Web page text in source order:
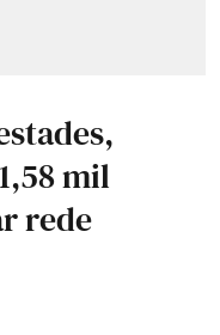
mil
rede